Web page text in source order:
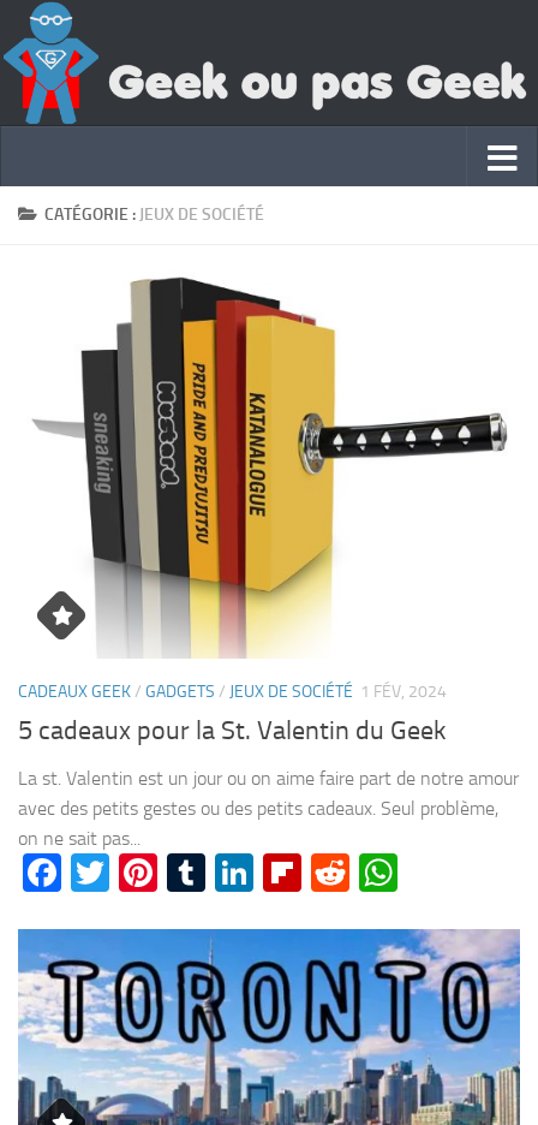
CATÉGORIE : JEUX DE SOCIÉTÉ
CADEAUX GEEK/ GADGETS / JEUX DE SOCIÉTÉ 1 FÉV, 2024
5 cadeaux pour la St. Valentin du Geek
La st. Valentin est un jour ou on aime faire part de notre amour
avec des petits gestes ou des petits cadeaux. Seul problème,
on ne sait pas...
Facebook
Twitter
Pinterest
Tumblr
LinkedIn
Flipboard
Reddit